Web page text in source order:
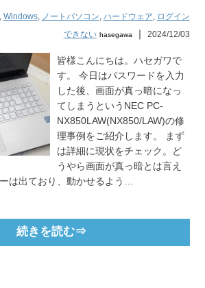
Windows, ノートパソコン ハードウェア
ログイン
できない hasegawa ｜ 2024/12/03
皆様こんにちは。ハセガワで
す。 今日はパスワードを入力
した後、画面が真っ暗になっ
てしまうというNEC PC-
NX850LAW(NX850/LAW)の修
理事例をご紹介します。 まず
は詳細に現状をチェック。ど
うやら画面が真っ暗とは言え
は出ており、動かせるよう…
続きを読む⇒